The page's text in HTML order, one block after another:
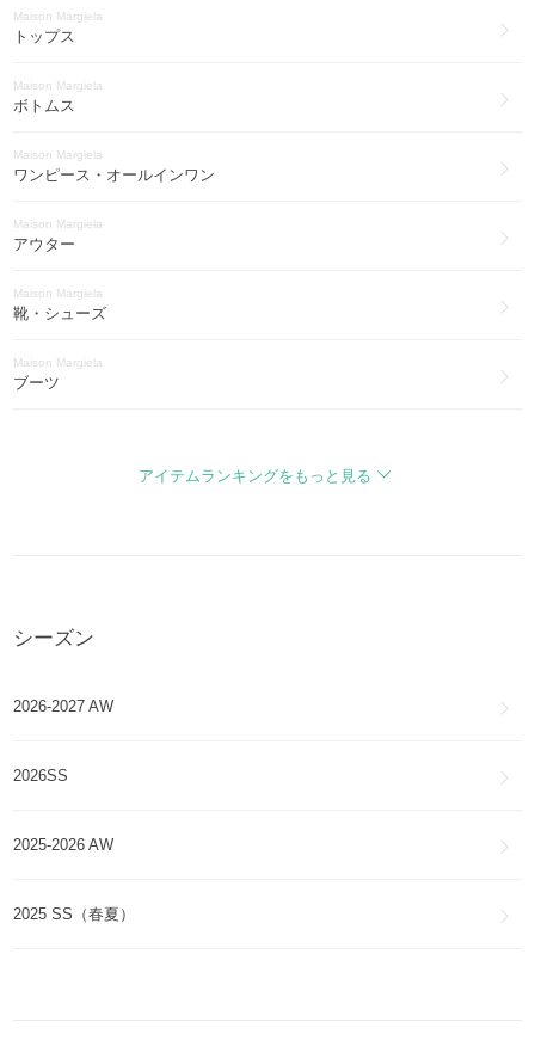
Maison Margiela
ゴルフ(1)
ステレオタイプ
STEREOTYPE
レチクラ
Recicla
Maison Margiela
トップス
Maison Margiela
ボトムス
Maison Margiela
ワンピース・オールインワン
Maison Margiela
アウター
Maison Margiela
靴・シューズ
Maison Margiela
ブーツ
Maison Margiela
Maison Margiela
Maison Margiela
アイテムランキングをもっと見る
シーズン
2026-2027 AW
2026SS
2025-2026 AW
2025 SS（春夏）